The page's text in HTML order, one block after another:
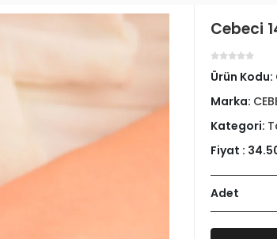
Cebeci
Ürün Kodu:
Marka:
Kategori:
Fiyat :
Adet